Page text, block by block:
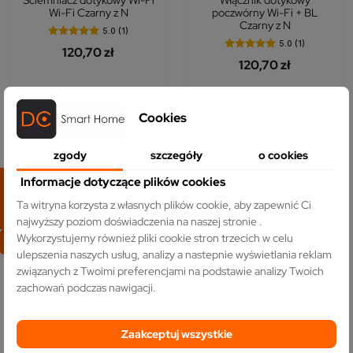
Wi-Fi Czarny z N
5.0 (1)
120,70 zł
poczwórny Wi-Fi + BL
Czarny z N
5.0 (1)
120,70 zł
Pokazano 1-12 z 44 pozycji
1 2 3 4
Włączniki dotykowe sterowane przez WiFi to idealne
rozwiązanie dla nowoczesnych domów, które łączą
funkcjonalność z estetyką. Dzięki technologii WiFi
smartfona lub asystenta głosowego, co czyni je niezwykle
praktycznym wyborem. Dotykowy włącznik światła WiFi
Cookies
zgody szczegóły o cookies
Informacje dotyczące plików cookies
Ta witryna korzysta z własnych plików cookie, aby zapewnić Ci
najwyższy poziom doświadczenia na naszej stronie .
Wykorzystujemy również pliki cookie stron trzecich w celu
ulepszenia naszych usług, analizy a nastepnie wyświetlania reklam
związanych z Twoimi preferencjami na podstawie analizy Twoich
zachowań podczas nawigacji.
Zaakceptuj wszystkie
FILTRUJ